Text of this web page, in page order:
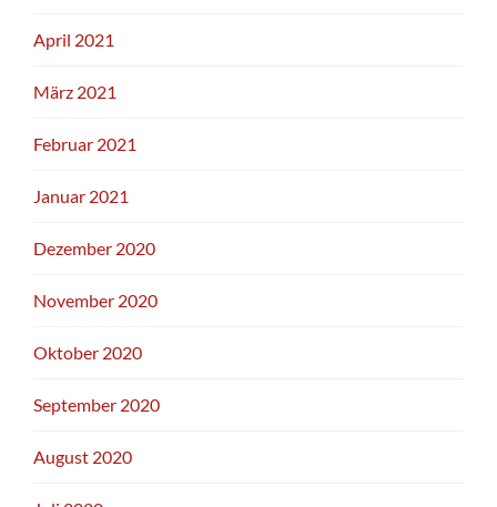
April 2021
März 2021
Februar 2021
Januar 2021
Dezember 2020
November 2020
Oktober 2020
September 2020
August 2020